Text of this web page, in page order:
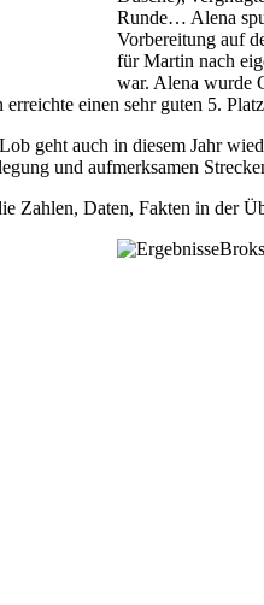
Runde… Alena
Vorbereitung auf
für Martin nach
war. Alena wurde
erreichte einen sehr guten 5.
geht auch in diesem Jahr
und aufmerksamen
Zahlen, Daten, Fakten in der